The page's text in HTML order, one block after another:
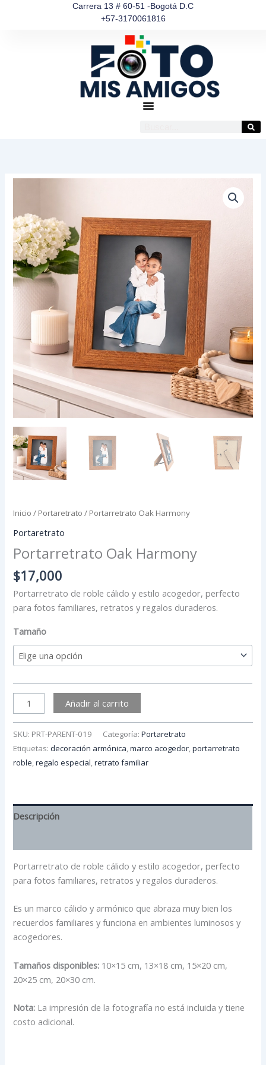
Carrera 13 # 60-51 -Bogotá D.C
+57-3170061816
Inicio / Portaretrato / Portarretrato Oak Harmony
Portaretrato
Portarretrato Oak Harmony
$17,000
Portarretrato de roble cálido y estilo acogedor, perfecto
para fotos familiares, retratos y regalos duraderos.
Tamaño
Harmony
cantidad
Añadir al carrito
SKU: PRT-PARENT-019 Categoría:Portaretrato
Etiquetas:decoración armónica,marco acogedor,portarretrato
roble,regalo especial,retrato familiar
Descripción
Portarretrato de roble cálido y estilo acogedor, perfecto
para fotos familiares, retratos y regalos duraderos.
Es un marco cálido y armónico que abraza muy bien los
recuerdos familiares y funciona en ambientes luminosos y
acogedores.
Tamaños disponibles: 10×15 cm, 13×18 cm, 15×20 cm,
20×25 cm, 20×30 cm.
Nota: La impresión de la fotografía no está incluida y tiene
costo adicional.